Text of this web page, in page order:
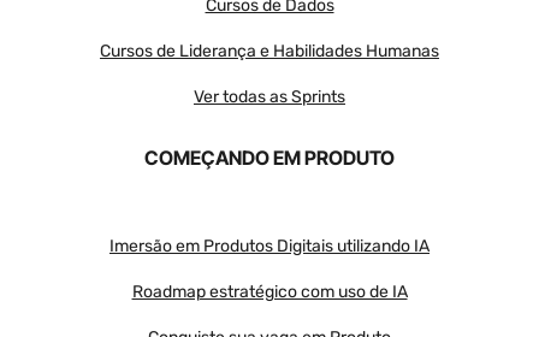
Cursos de Dados
Cursos de Liderança e Habilidades Humanas
Ver todas as Sprints
COMEÇANDO EM PRODUTO
Imersão em Produtos Digitais utilizando IA
Roadmap estratégico com uso de IA